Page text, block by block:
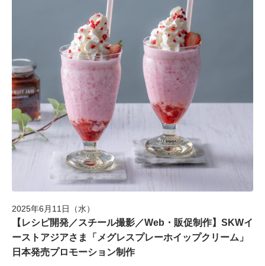
2025年6月11日（水）
【レシピ開発／スチール撮影／Web・販促制作】SKWイ
ーストアジアさま「メグレスプレーホイップクリーム」
日本発売プロモーション制作